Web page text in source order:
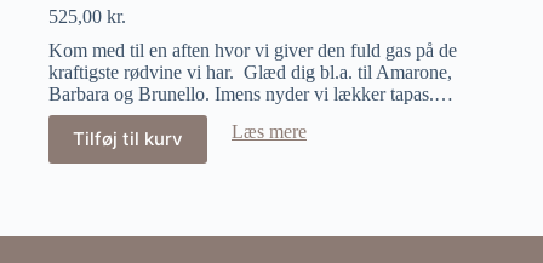
525,00 kr.
Kom med til en aften hvor vi giver den fuld gas på de
kraftigste rødvine vi har. Glæd dig bl.a. til Amarone,
Barbara og Brunello. Imens nyder vi lækker tapas.…
Tilføj til kurv Læs mere